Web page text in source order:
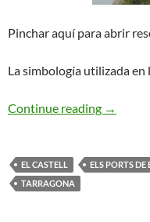
Pinchar aquí para abrir
La simbología utilizada
Continue reading Mas-
→
EL CASTELL ELS PORTS DE
TARRAGONA